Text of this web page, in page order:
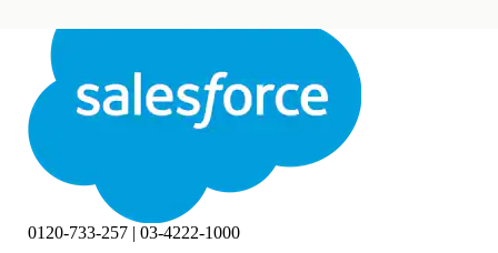
閉じる 閉じる
0120-733-257 | 03-4222-1000